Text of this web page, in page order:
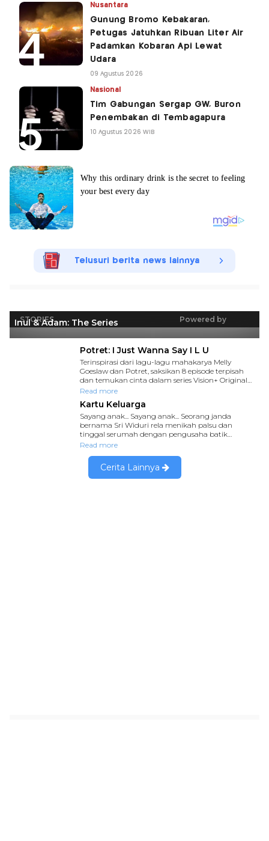
Nusantara
Gunung Bromo Kebakaran,
Petugas Jatuhkan Ribuan Liter Air
Padamkan Kobaran Api Lewat
Udara
09 Agustus 2026
Nasional
Tim Gabungan Sergap GW, Buron
Penembakan di Tembagapura
10 Agustus 2026 WIB
Telusuri berita news lainnya